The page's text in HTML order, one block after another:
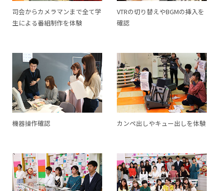
司会からカメラマンまで全て学
生による番組制作を体験
VTRの切り替えやBGMの挿入を
確認
機器操作確認 カンペ出しやキュー出しを体験